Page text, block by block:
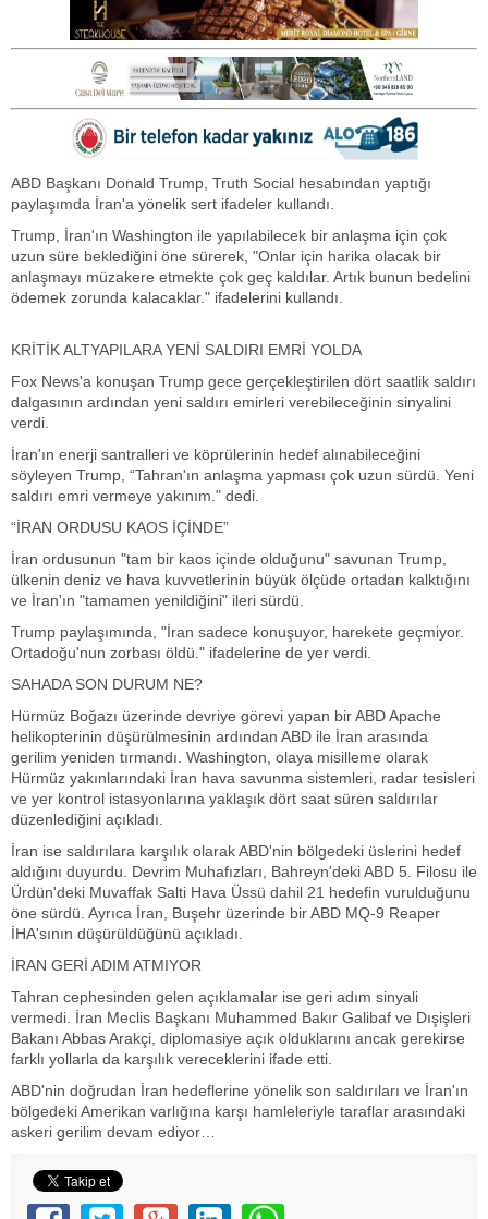
ABD Başkanı Donald Trump, Truth Social hesabından yaptığı
paylaşımda İran'a yönelik sert ifadeler kullandı.
Trump, İran'ın Washington ile yapılabilecek bir anlaşma için çok
uzun süre beklediğini öne sürerek, "Onlar için harika olacak bir
anlaşmayı müzakere etmekte çok geç kaldılar. Artık bunun bedelini
ödemek zorunda kalacaklar." ifadelerini kullandı.
KRİTİK ALTYAPILARA YENİ SALDIRI EMRİ YOLDA
Fox News'a konuşan Trump gece gerçekleştirilen dört saatlik saldırı
dalgasının ardından yeni saldırı emirleri verebileceğinin sinyalini
verdi.
İran'ın enerji santralleri ve köprülerinin hedef alınabileceğini
söyleyen Trump, “Tahran'ın anlaşma yapması çok uzun sürdü. Yeni
saldırı emri vermeye yakınım." dedi.
“İRAN ORDUSU KAOS İÇİNDE”
İran ordusunun "tam bir kaos içinde olduğunu" savunan Trump,
ülkenin deniz ve hava kuvvetlerinin büyük ölçüde ortadan kalktığını
ve İran'ın "tamamen yenildiğini" ileri sürdü.
Trump paylaşımında, "İran sadece konuşuyor, harekete geçmiyor.
Ortadoğu'nun zorbası öldü." ifadelerine de yer verdi.
SAHADA SON DURUM NE?
Hürmüz Boğazı üzerinde devriye görevi yapan bir ABD Apache
helikopterinin düşürülmesinin ardından ABD ile İran arasında
gerilim yeniden tırmandı. Washington, olaya misilleme olarak
Hürmüz yakınlarındaki İran hava savunma sistemleri, radar tesisleri
ve yer kontrol istasyonlarına yaklaşık dört saat süren saldırılar
düzenlediğini açıkladı.
İran ise saldırılara karşılık olarak ABD'nin bölgedeki üslerini hedef
aldığını duyurdu. Devrim Muhafızları, Bahreyn'deki ABD 5. Filosu ile
Ürdün'deki Muvaffak Salti Hava Üssü dahil 21 hedefin vurulduğunu
öne sürdü. Ayrıca İran, Buşehr üzerinde bir ABD MQ-9 Reaper
İHA'sının düşürüldüğünü açıkladı.
İRAN GERİ ADIM ATMIYOR
Tahran cephesinden gelen açıklamalar ise geri adım sinyali
vermedi. İran Meclis Başkanı Muhammed Bakır Galibaf ve Dışişleri
Bakanı Abbas Arakçi, diplomasiye açık olduklarını ancak gerekirse
farklı yollarla da karşılık vereceklerini ifade etti.
ABD'nin doğrudan İran hedeflerine yönelik son saldırıları ve İran'ın
bölgedeki Amerikan varlığına karşı hamleleriyle taraflar arasındaki
askeri gerilim devam ediyor…